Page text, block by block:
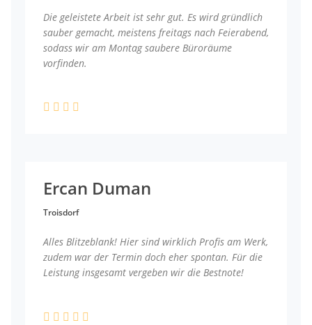
Die geleistete Arbeit ist sehr gut. Es wird gründlich
sauber gemacht, meistens freitags nach Feierabend,
sodass wir am Montag saubere Büroräume
vorfinden.
Ercan Duman
Troisdorf
Alles Blitzeblank! Hier sind wirklich Profis am Werk,
zudem war der Termin doch eher spontan. Für die
Leistung insgesamt vergeben wir die Bestnote!